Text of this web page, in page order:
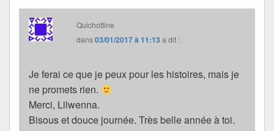
Quichottine
dans03/01/2017 à 11:13 a dit :
Je ferai ce que je peux pour les histoires, mais je
ne promets rien.
Merci, Lilwenna.
Bisous et douce journée. Très belle année à toi.